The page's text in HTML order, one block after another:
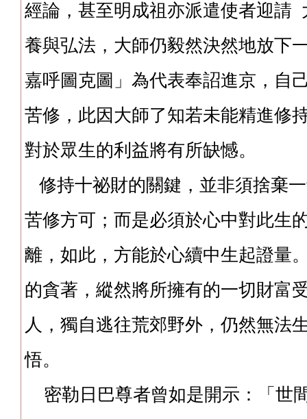
經論，甚至明成祖亦派遣使者迎請
養與弘法，大師仍毅然決然地放下
嘉呼圖克圖」為代表奉詔進京，自
苦修，此因大師了知若未能精進修
對於眾生的利益將有所缺憾。
修持十祕財的關鍵，並非須捨棄
苦修方可；而是必須於心中對此生
離，如此，方能於心續中生起證量
的貪著，縱然將所擁有的一切財富
人，獨自逃往荒郊野外，仍然無法
悟。
密勒日巴尊者曾如是開示：「世